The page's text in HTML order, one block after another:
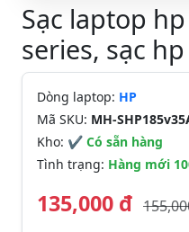
Sạc laptop
series, sạc
Dòng laptop: HP
Mã SKU: MH-
Kho: ✔ Có sẵn hàng
Tình trạng: Hàng mới
135,000 đ